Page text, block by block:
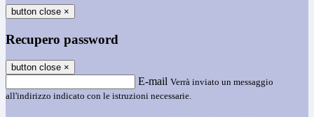
button close ×
Recupero password
button close ×
E-mail Verrà inviato un messaggio
all'indirizzo indicato con le istruzioni necessarie.